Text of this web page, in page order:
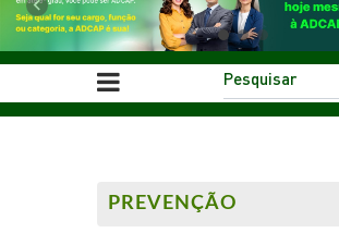
Previous
PREVENÇÃO